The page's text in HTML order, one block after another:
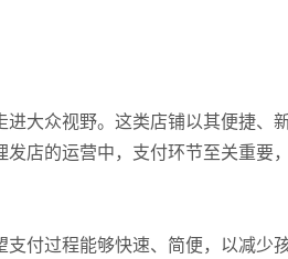
大众视野。这类店铺以其便捷、
店的运营中，支付环节至关重要，
付过程能够快速、简便，以减少